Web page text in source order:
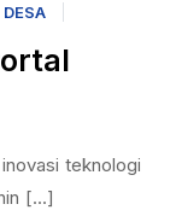
teknologi
[...]